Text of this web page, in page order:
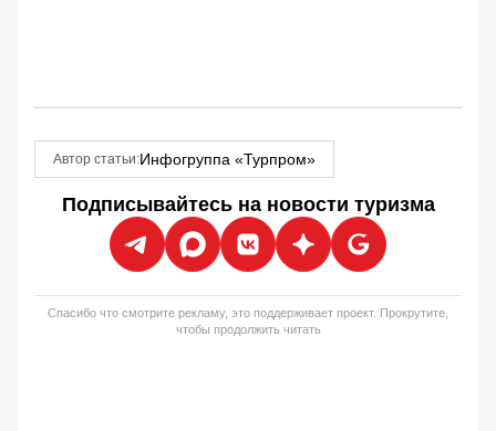
Автор статьи:Инфогруппа «Турпром»
Подписывайтесь на новости туризма
Спасибо что смотрите рекламу, это поддерживает проект. Прокрутите,
чтобы продолжить читать